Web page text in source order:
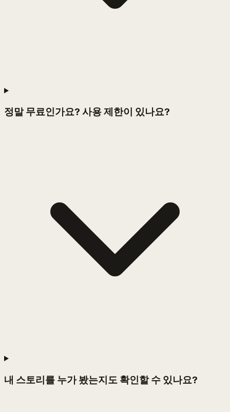
정말 무료인가요? 사용 제한이 있나요?
내 스토리를 누가 봤는지도 확인할 수 있나요?